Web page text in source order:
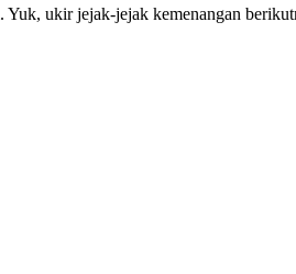
ukir jejak-jejak kemenangan